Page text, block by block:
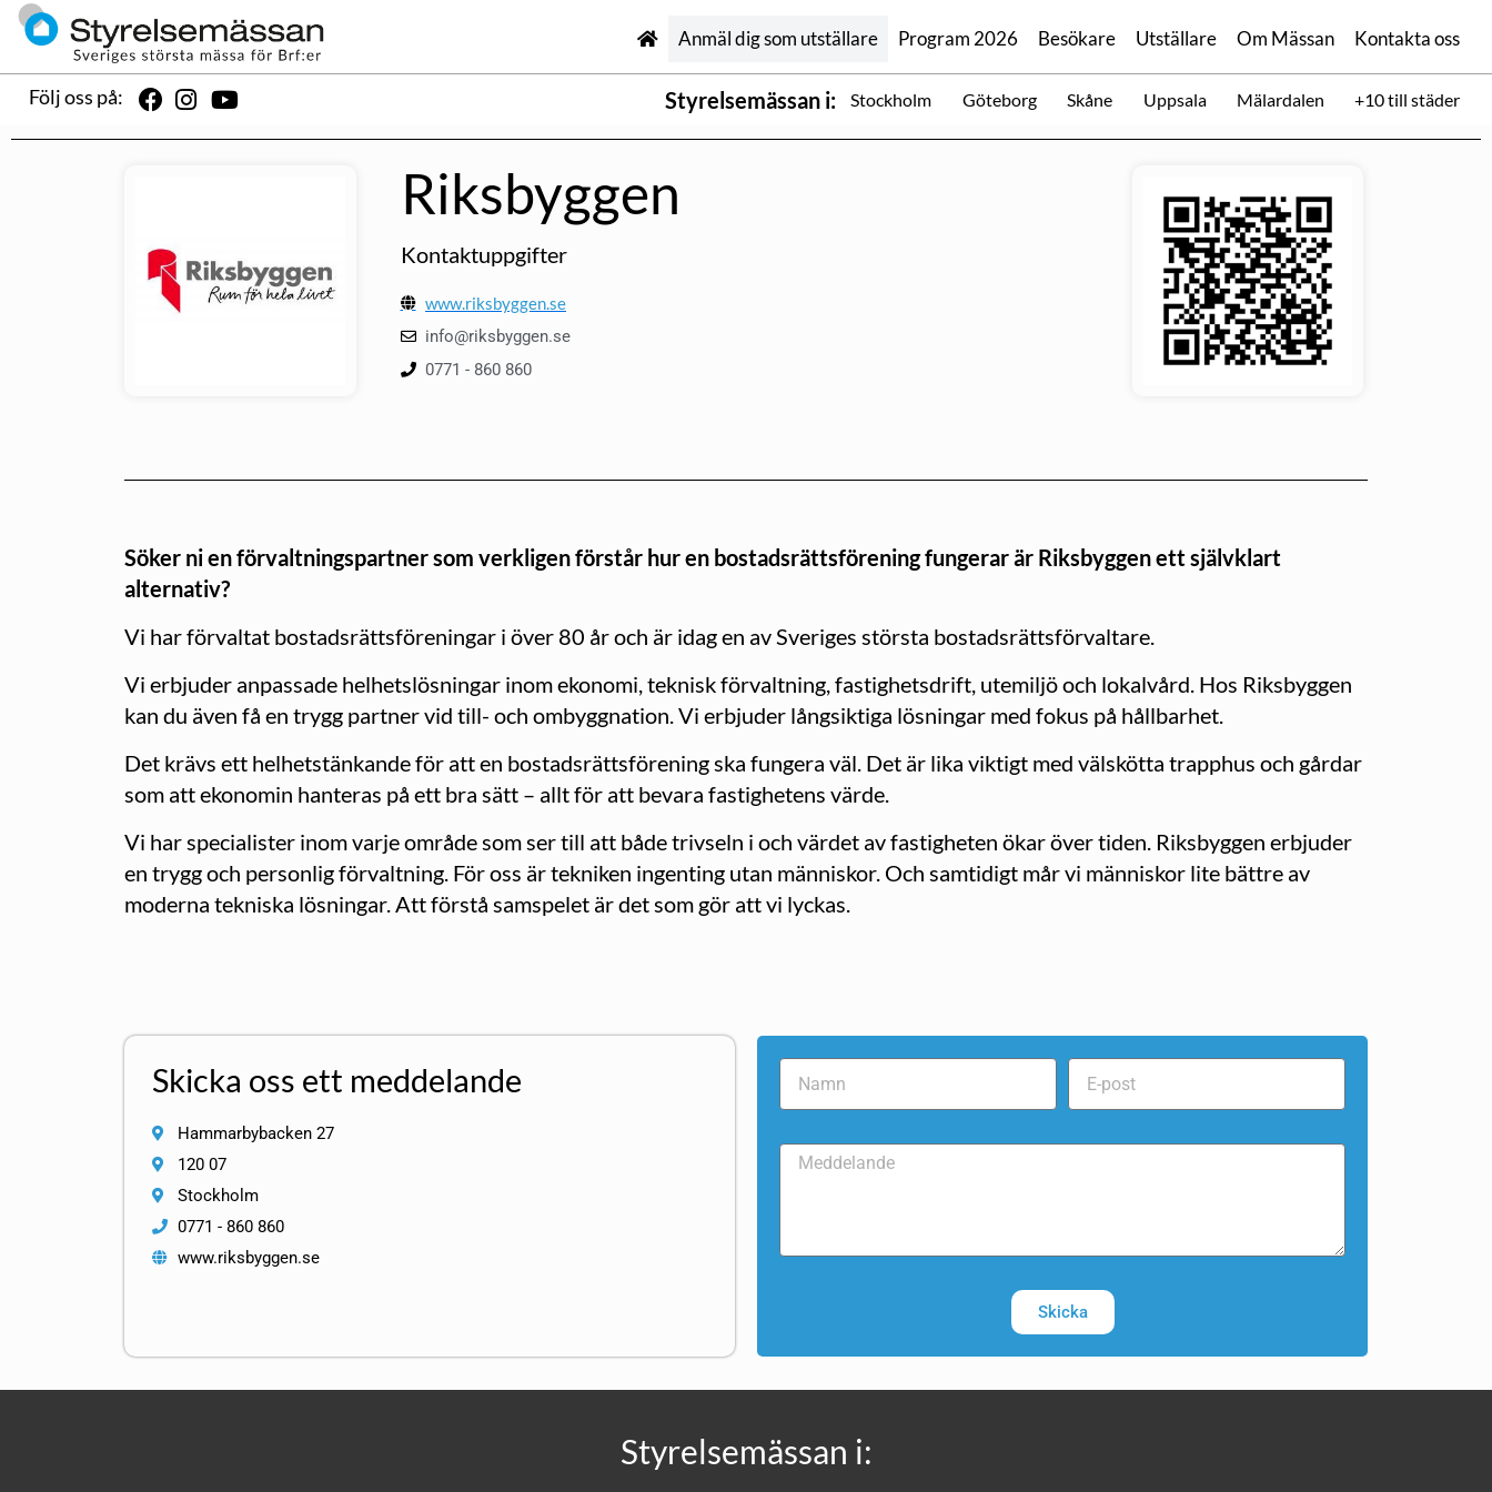
Anmäl dig som utställare Program 2026 Besökare Utställare Om Mässan Kontakta oss
Följ oss på: Styrelsemässan i: Stockholm Göteborg Skåne Uppsala Mälardalen +10 till städer
Riksbyggen
Kontaktuppgifter
www.riksbyggen.se
info@riksbyggen.se
0771 - 860 860
Söker ni en förvaltningspartner som verkligen förstår hur en bostadsrättsförening fungerar är Riksbyggen ett självklart
alternativ?
Vi har förvaltat bostadsrättsföreningar i över 80 år och är idag en av Sveriges största bostadsrättsförvaltare.
Vi erbjuder anpassade helhetslösningar inom ekonomi, teknisk förvaltning, fastighetsdrift, utemiljö och lokalvård. Hos Riksbyggen
kan du även få en trygg partner vid till- och ombyggnation. Vi erbjuder långsiktiga lösningar med fokus på hållbarhet.
Det krävs ett helhetstänkande för att en bostadsrättsförening ska fungera väl. Det är lika viktigt med välskötta trapphus och gårdar
som att ekonomin hanteras på ett bra sätt – allt för att bevara fastighetens värde.
Vi har specialister inom varje område som ser till att både trivseln i och värdet av fastigheten ökar över tiden. Riksbyggen erbjuder
en trygg och personlig förvaltning. För oss är tekniken ingenting utan människor. Och samtidigt mår vi människor lite bättre av
moderna tekniska lösningar. Att förstå samspelet är det som gör att vi lyckas.
Skicka oss ett meddelande
Hammarbybacken 27
120 07
Stockholm
0771 - 860 860
www.riksbyggen.se
Skicka
Styrelsemässan i: